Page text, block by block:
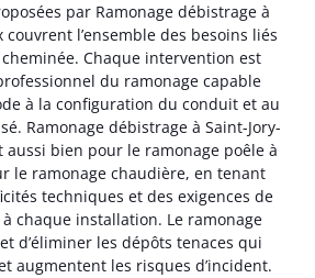
par Ramonage débistrage à
couvrent l’ensemble des besoins liés
Chaque intervention est
du ramonage capable
à la configuration du conduit et au
Ramonage débistrage à Saint-Jory-
aussi bien pour le ramonage poêle à
le ramonage chaudière, en tenant
techniques et des exigences de
chaque installation. Le ramonage
d’éliminer les dépôts tenaces qui
augmentent les risques d’incident.